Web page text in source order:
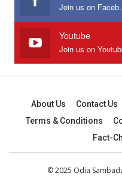
Join
Youtube
Join us on
About Us Contact Us
Terms & Conditions
Fact-
© 2025 Odia